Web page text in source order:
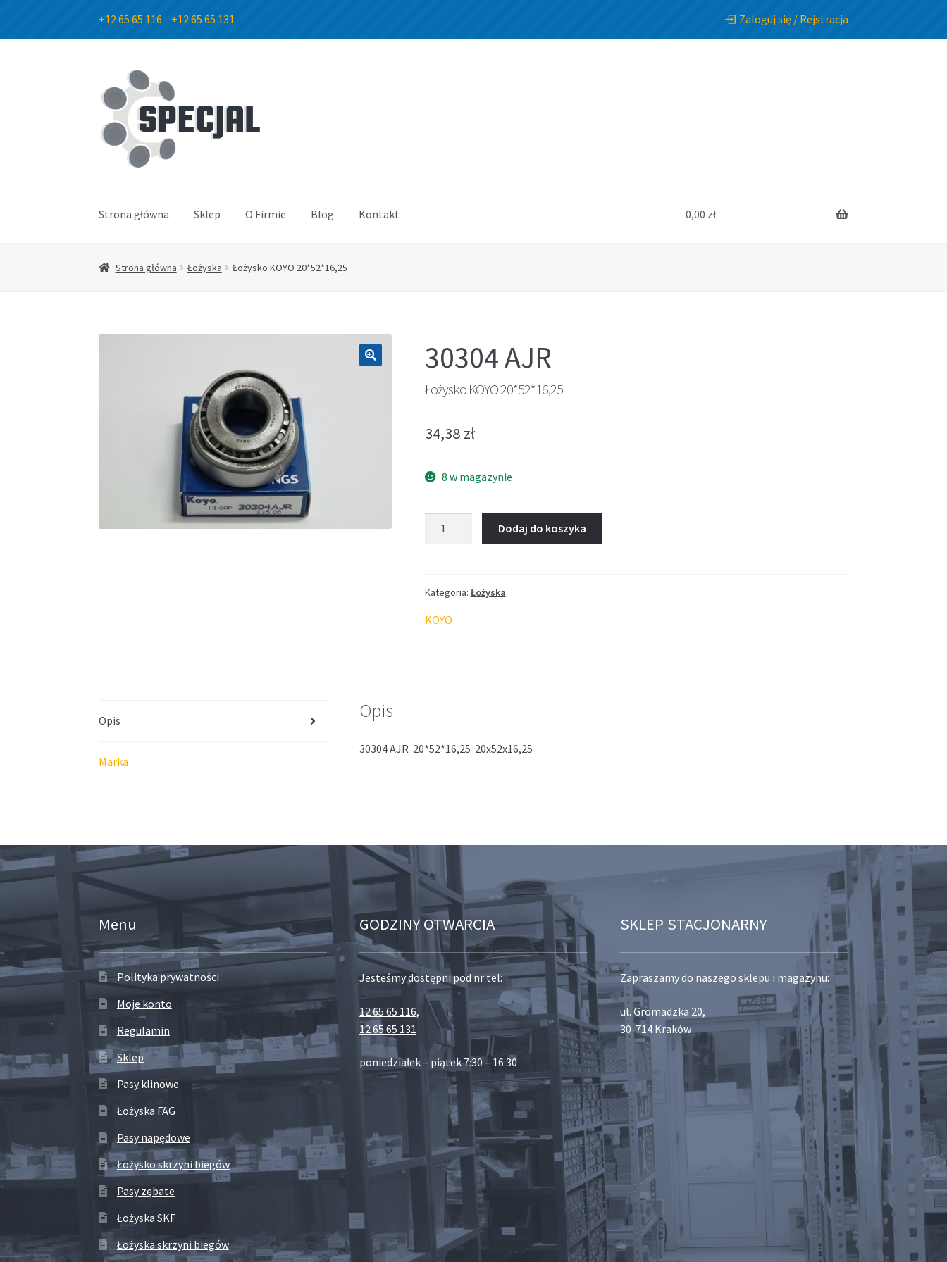
+12 65 65 116 +12 65 65 131 Zaloguj się / Rejstracja
Przejdź
do
nawigacji
Przejdź
do
treści
Strona główna Sklep O Firmie Blog Kontakt 0,00 zł
Strona główna Łożyska Łożysko KOYO 20*52*16,25
30304 AJR
Łożysko KOYO 20*52*16,25
34,38 zł
8 w magazynie
Dodaj do koszyka
Kategoria: Łożyska
KOYO
Opis
Marka
Opis
30304 AJR 20*52*16,25 20x52x16,25
Menu
Polityka prywatności
Moje konto
Regulamin
Sklep
Pasy klinowe
Łożyska FAG
Pasy napędowe
Łożysko skrzyni biegów
Pasy zębate
Łożyska SKF
Łożyska skrzyni biegów
GODZINY OTWARCIA
Jesteśmy dostępni pod nr tel:
12 65 65 116,
12 65 65 131
poniedziałek – piątek 7:30 – 16:30
SKLEP STACJONARNY
Zapraszamy do naszego sklepu i magazynu:
ul. Gromadzka 20,
30-714 Kraków